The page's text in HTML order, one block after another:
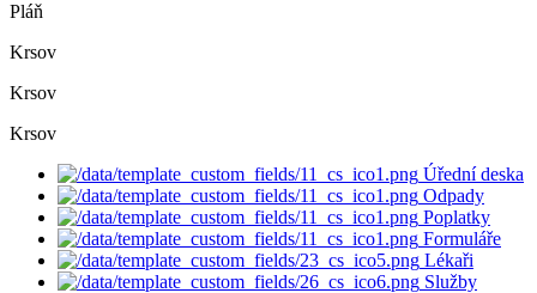
Pláň
Krsov
Krsov
Krsov
Úřední deska
Odpady
Poplatky
Formuláře
Lékaři
Služby